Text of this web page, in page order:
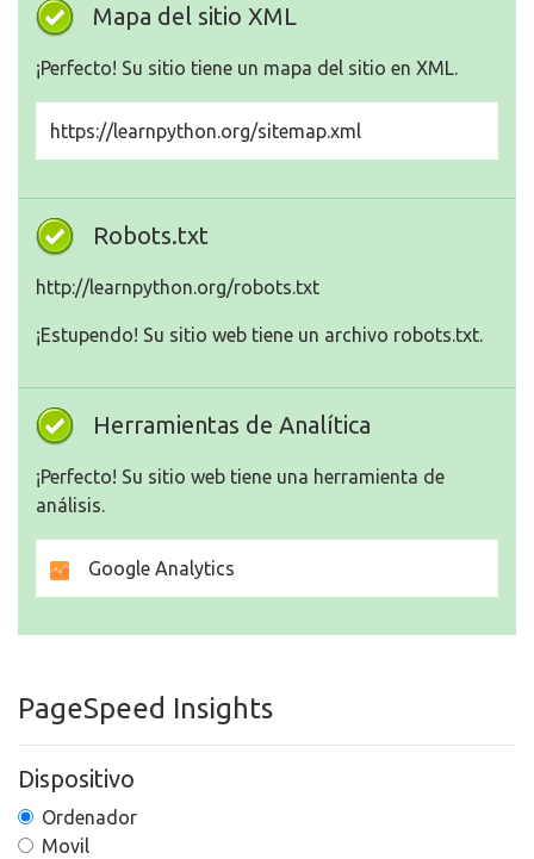
Mapa del sitio XML
¡Perfecto! Su sitio tiene un mapa del sitio en XML.
https://learnpython.org/sitemap.xml
Robots.txt
http://learnpython.org/robots.txt
¡Estupendo! Su sitio web tiene un archivo robots.txt.
Herramientas de Analítica
¡Perfecto! Su sitio web tiene una herramienta de
análisis.
Google Analytics
PageSpeed Insights
Dispositivo
Ordenador
Movil